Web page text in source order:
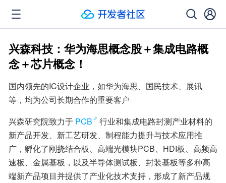
兴森科技：华为海思概念股＋集成电路概
念＋芯片概念！
国内领先的IC设计企业，如华为海思、国民技术、展讯
等，均为公司长期合作的重要客户
兴森研究院致力于 PCB
行业和集成电路封测产业材料的
新产品开发、新工艺研发、制程能力提升与技术应用推
广，孵化了刚挠结合板、高端光模块PCB、HDI板、高频高
速板、金属基板，以及半导体测试板、封装基板等多种高
端新产品项目并提供了产业化技术支持，形成了新产品规